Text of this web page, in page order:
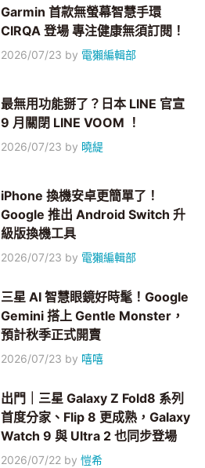
Garmin 首款無螢幕智慧手環
CIRQA 登場 專注健康無須訂閱！
2026/07/23 by 電獺編輯部
最無用功能掰了？日本 LINE 官宣
9 月關閉 LINE VOOM ！
2026/07/23 by 曉緹
iPhone 換機安卓更簡單了！
Google 推出 Android Switch 升
級版換機工具
2026/07/23 by 電獺編輯部
三星 AI 智慧眼鏡好時髦！Google
Gemini 搭上 Gentle Monster，
預計秋季正式開賣
2026/07/23 by 嘻嘻
出門｜三星 Galaxy Z Fold8 系列
首度分家、Flip 8 更成熟，Galaxy
Watch 9 與 Ultra 2 也同步登場
2026/07/22 by愷希